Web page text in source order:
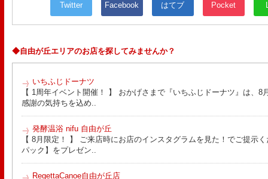
Twitter Facebook はてブ Pocket
◆自由が丘エリアのお店を探してみませんか？
いちふじドーナツ
【 1周年イベント開催！ 】 おかげさまで『いちふじドーナツ』は、8
感謝の気持ちを込め..
発酵温浴 nifu 自由が丘
【 8月限定！ 】 ご来店時にお店のインスタグラムを見た！でご提示
パック】をプレゼン..
RegettaCanoe自由が丘店